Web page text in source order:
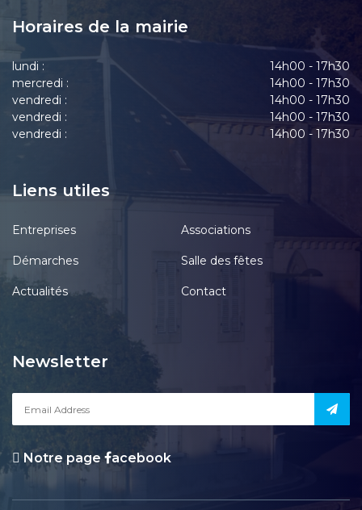
Horaires de la mairie
lundi :
14h00 - 17h30
mercredi :
14h00 - 17h30
vendredi :
14h00 - 17h30
vendredi :
14h00 - 17h30
vendredi :
14h00 - 17h30
Liens utiles
Entreprises Associations
Démarches Salle des fêtes
Actualités Contact
Newsletter
Notre page acebook